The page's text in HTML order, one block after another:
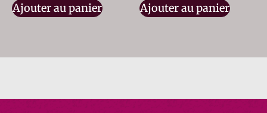
Ajouter au panier Ajouter au panier